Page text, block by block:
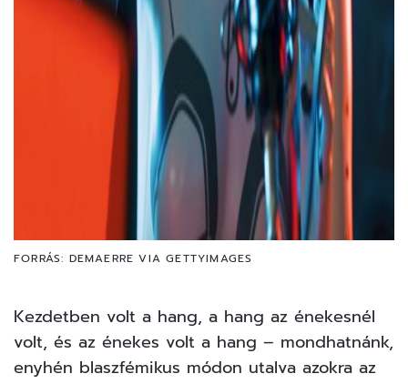
FORRÁS: DEMAERRE VIA GETTYIMAGES
Kezdetben volt a hang, a hang az énekesnél
volt, és az énekes volt a hang – mondhatnánk,
enyhén blaszfémikus módon utalva azokra az